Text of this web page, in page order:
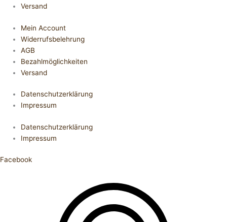
Versand
Mein Account
Widerrufsbelehrung
AGB
Bezahlmöglichkeiten
Versand
Datenschutzerklärung
Impressum
Datenschutzerklärung
Impressum
Facebook